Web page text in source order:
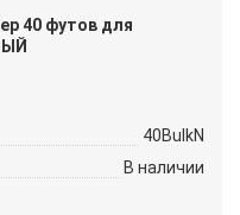
40 футов для
40BulkN
В наличии